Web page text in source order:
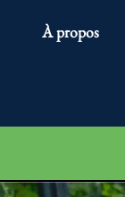
À propos